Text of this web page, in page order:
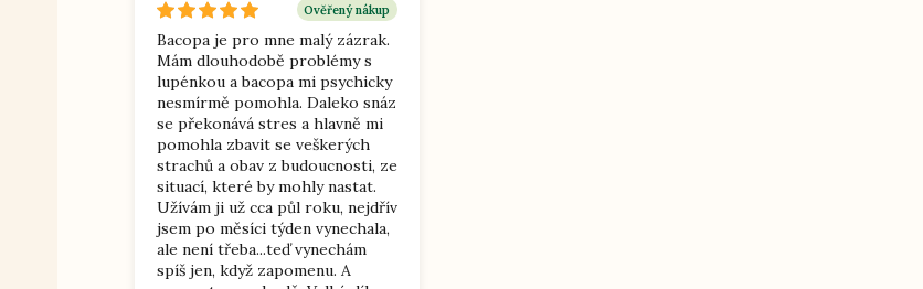
Ověřený nákup
Bacopa je pro mne malý zázrak.
Mám dlouhodobě problémy s
lupénkou a bacopa mi psychicky
nesmírmě pomohla. Daleko snáz
se překonává stres a hlavně mi
pomohla zbavit se veškerých
strachů a obav z budoucnosti, ze
situací, které by mohly nastat.
Užívám ji už cca půl roku, nejdřív
jsem po měsíci týden vynechala,
ale není třeba...teď vynechám
spíš jen, když zapomenu. A